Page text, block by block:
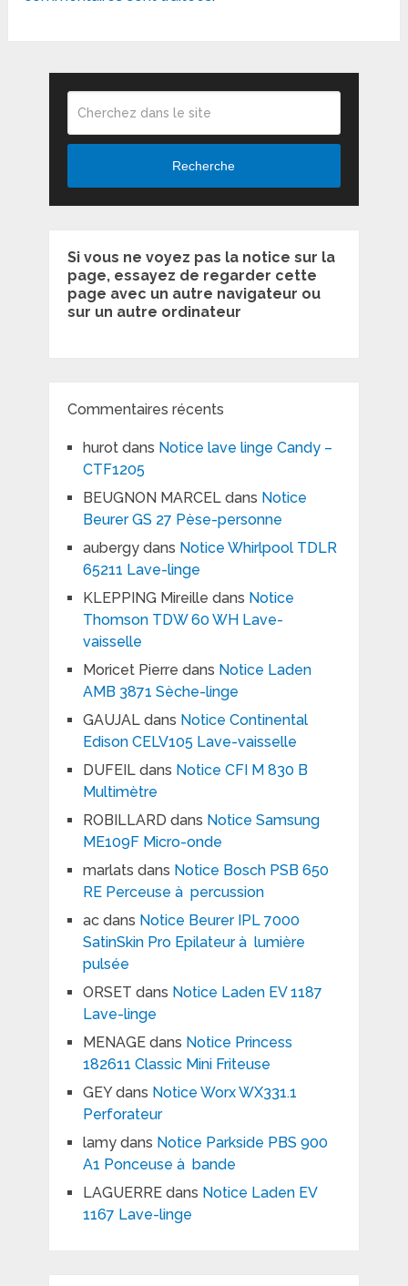
Recherche
Si vous ne voyez pas la notice sur la
page, essayez de regarder cette
page avec un autre navigateur ou
sur un autre ordinateur
Commentaires récents
hurotdans Notice lave linge Candy –
CTF1205
BEUGNON MARCELdans Notice
Beurer GS 27 Pèse-personne
aubergydans Notice Whirlpool TDLR
65211 Lave-linge
KLEPPING Mireille dans Notice
Thomson TDW 60 WH Lave-
vaisselle
Moricet Pierre dans Notice Laden
AMB 3871 Sèche-linge
GAUJALdans Notice Continental
Edison CELV105 Lave-vaisselle
DUFEILdans Notice CFI M 830 B
Multimètre
ROBILLARD dans Notice Samsung
ME109F Micro-onde
marlats dans Notice Bosch PSB 650
RE Perceuse à percussion
acdans Notice Beurer IPL 7000
SatinSkin Pro Epilateur à lumière
pulsée
ORSET dans Notice Laden EV 1187
Lave-linge
MENAGEdans Notice Princess
182611 Classic Mini Friteuse
GEYdans Notice Worx WX331.1
Perforateur
lamydans Notice Parkside PBS 900
A1 Ponceuse à bande
LAGUERREdans Notice Laden EV
1167 Lave-linge